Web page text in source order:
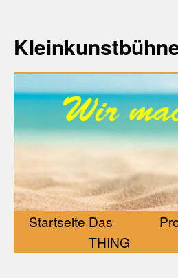
Startseite Das
THING